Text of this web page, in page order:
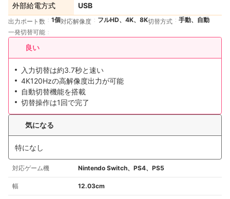
外部給電方式 USB
出力ポート数 1個対応解像度 フルHD、4K、8K切替方式
手動、自動
一発切替可能
良い
入力切替は約3.7秒と速い
4K120Hzの高解像度出力が可能
自動切替機能を搭載
切替操作は1回で完了
気になる
特になし
対応ゲーム機 Nintendo Switch、PS4、PS5
幅 12.03cm